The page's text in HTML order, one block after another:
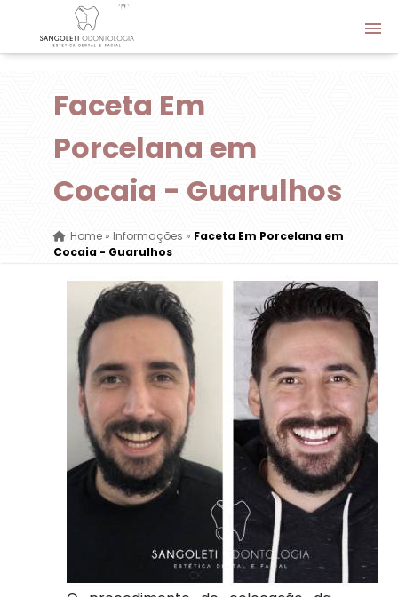
Faceta Em
Porcelana em
Cocaia - Guarulhos
Home» Informações » Faceta Em Porcelana em
Cocaia - Guarulhos